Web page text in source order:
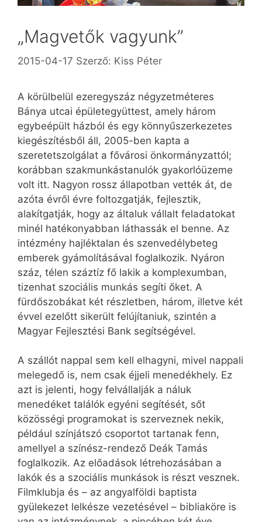
„Magvetők vagyunk”
2015-04-17 Szerző: Kiss Péter
A körülbelül ezeregyszáz négyzetméteres
Bánya utcai épületegyüttest, amely három
egybeépült házból és egy könnyűszerkezetes
kiegészítésből áll, 2005-ben kapta a
szeretetszolgálat a fővárosi önkormányzattól;
korábban szakmunkástanulók gyakorlóüzeme
volt itt. Nagyon rossz állapotban vették át, de
azóta évről évre foltozgatják, fejlesztik,
alakítgatják, hogy az általuk vállalt feladatokat
minél hatékonyabban láthassák el benne. Az
intézmény hajléktalan és szenvedélybeteg
emberek gyámolításával foglalkozik. Nyáron
száz, télen száztíz fő lakik a komplexumban,
tizenhat szociális munkás segíti őket. A
fürdőszobákat két részletben, három, illetve két
évvel ezelőtt sikerült felújítaniuk, szintén a
Magyar Fejlesztési Bank segítségével.
A szállót nappal sem kell elhagyni, mivel nappali
melegedő is, nem csak éjjeli menedékhely. Ez
azt is jelenti, hogy felvállalják a náluk
menedéket találók egyéni segítését, sőt
közösségi programokat is szerveznek nekik,
például színjátszó csoportot tartanak fenn,
amellyel a színész-rendező Deák Tamás
foglalkozik. Az előadások létrehozásában a
lakók és a szociális munkások is részt vesznek.
Filmklubja és – az angyalföldi baptista
gyülekezet lelkésze vezetésével – bibliaköre is